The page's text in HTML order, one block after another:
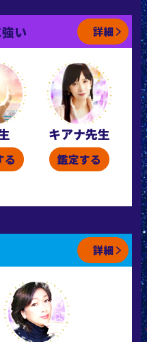
い 詳細
る
キアナ先生
鑑定する
詳細